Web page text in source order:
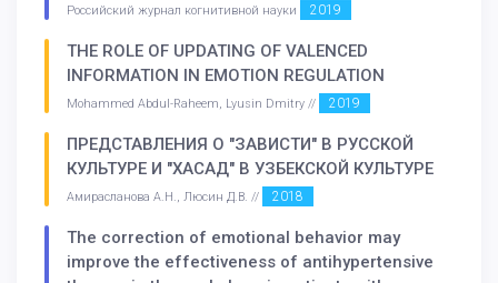
Российский журнал когнитивной науки
2019
THE ROLE OF UPDATING OF VALENCED
INFORMATION IN EMOTION REGULATION
Mohammed Abdul-Raheem, Lyusin Dmitry // 2019
ПРЕДСТАВЛЕНИЯ О "ЗАВИСТИ" В РУССКОЙ
КУЛЬТУРЕ И "ХАСАД" В УЗБЕКСКОЙ КУЛЬТУРЕ
Амирасланова А.Н., Люсин Д.В. // 2018
The correction of emotional behavior may
improve the effectiveness of antihypertensive